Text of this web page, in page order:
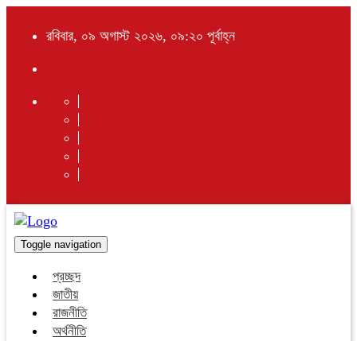
রবিবার, ০৯ অগাস্ট ২০২৬, ০৯:২০ পূর্বাহ্ন
Toggle navigation
প্রচ্ছদ
জাতীয়
রাজনীতি
অর্থনীতি